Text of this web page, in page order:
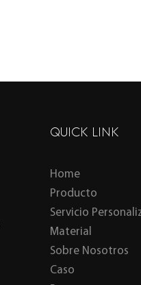
QUICK LINK
Home
Producto
Servicio
Material
Sobre Nosotros
Caso